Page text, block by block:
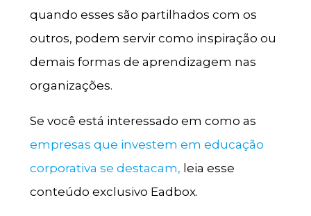
quando esses são partilhados com os
outros, podem servir como inspiração ou
demais formas de aprendizagem nas
organizações.
Se você está interessado em como as
empresas que investem em educação
corporativa se destacam, leia esse
conteúdo exclusivo Eadbox.